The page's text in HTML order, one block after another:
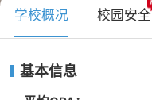
学校概况 校园安全
基本信息